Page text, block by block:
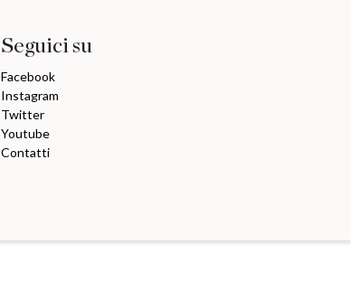
Seguici su
Facebook
Instagram
Twitter
Youtube
Contatti